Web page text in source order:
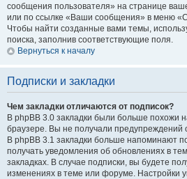
сообщения пользователя» на странице
или по ссылке «Ваши сообщения» в меню
Чтобы найти созданные вами темы,
поиска, заполнив соответствующие поля.
Вернуться к началу
Подписки и закладки
Чем закладки отличаются от подписок?
В phpBB 3.0 закладки были больше похожи
браузере. Вы не получали
В phpBB 3.1 закладки больше напоминают
получать уведомления об обновлениях в
закладках. В случае подписки, вы будете
изменениях в теме или форуме. Настройки